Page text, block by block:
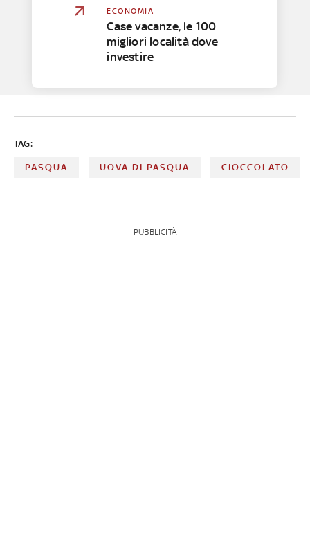
ECONOMIA
Case vacanze, le 100
migliori località dove
investire
TAG:
PASQUA UOVA DI PASQUA CIOCCOLATO
PUBBLICITÀ